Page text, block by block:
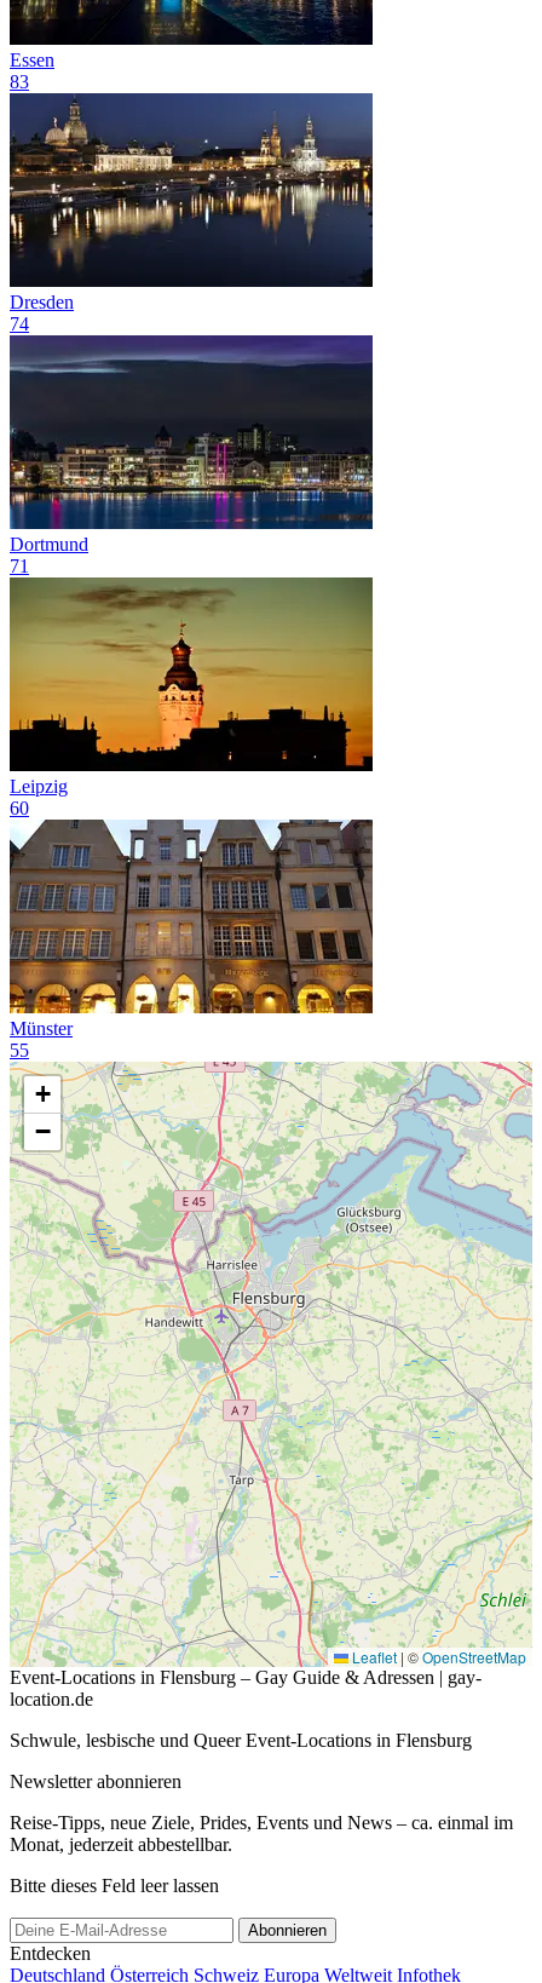
Essen
83
Dresden
74
Dortmund
71
Leipzig
60
Münster
55
+
−
Leaflet | ©OpenStreetMap
Event-Locations in Flensburg – Gay Guide & Adressen | gay-
location.de
Schwule, lesbische und Queer Event-Locations in Flensburg
Newsletter abonnieren
Reise-Tipps, neue Ziele, Prides, Events und News – ca. einmal im
Monat, jederzeit abbestellbar.
Bitte dieses Feld leer lassen
Abonnieren
Entdecken
Deutschland Österreich Schweiz Europa Weltweit Infothek